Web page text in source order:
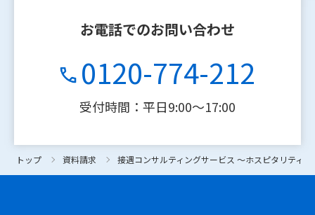
トップ 資料請求 接遇コンサルティングサービス ～ホスピタリティ
お電話でのお問い合わせ
0120-774-212
受付時間：平日9:00〜17:00
トップ 資料請求 接遇コンサルティングサービス ～ホスピタリティ